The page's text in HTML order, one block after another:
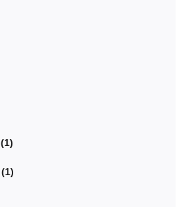
(1)
(1)